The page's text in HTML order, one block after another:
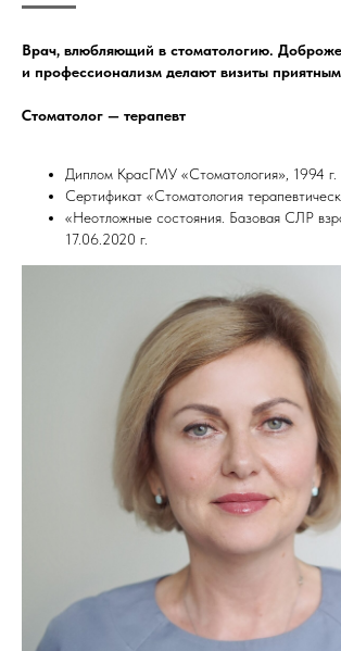
Врач, влюбляющий в стоматологию.
и профессионализм делают визиты
Стоматолог — терапевт
Диплом КрасГМУ «Стоматология», 1994 г.
Сертификат «Стоматология
«Неотложные состояния. Базовая СЛР
17.06.2020 г.